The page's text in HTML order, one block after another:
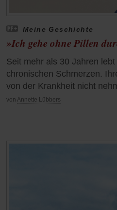
Meine Geschichte
»Ich gehe ohne Pillen
Seit mehr als 30 Jahren
chronischen Schmerzen.
von der Krankheit nicht
von Annette Lübbers